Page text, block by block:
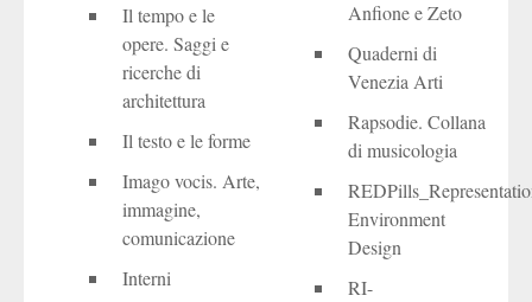
Il tempo e le
opere. Saggi e
ricerche di
architettura
Il testo e le forme
Imago vocis. Arte,
immagine,
comunicazione
Interni
Anfione e Zeto
Quaderni di
Venezia Arti
Rapsodie. Collana
di musicologia
Environment
Design
RI-